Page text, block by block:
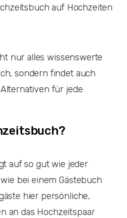
auf Hochzeiten
nur alles wissenswerte
sondern findet auch
für jede
auf so gut wie jeder
bei einem Gästebuch
hier persönliche,
an das Hochzeitspaar